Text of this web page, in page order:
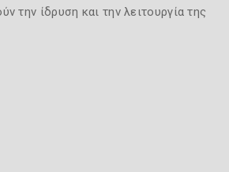
την ίδρυση και την λειτουργία της